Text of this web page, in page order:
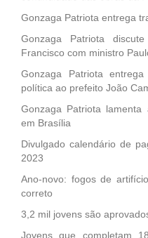
Gonzaga Patriota entrega
Gonzaga Patriota
Francisco com ministro
Gonzaga Patriota
política ao prefeito João
Gonzaga Patriota lamenta
em Brasília
Divulgado calendário de
2023
Ano-novo: fogos de
correto
3,2 mil jovens são
Jovens que completam